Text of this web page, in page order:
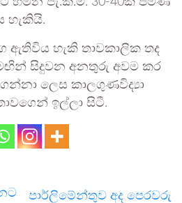
හැකියි.
ඇතිවිය හැකි තාවකාලික තද
සිදුවන අනතුරු අවම කර
ලෙස කාලගුණවිද්‍යා
ඉල්ලා සිටී.
පාර්ලිමේන්තුව අද පෙරවරු